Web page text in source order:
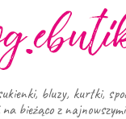
bluzy, kurtki,
bieżąco z